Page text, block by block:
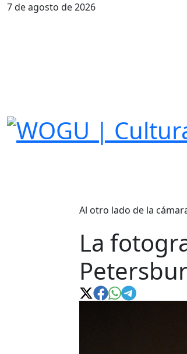
7 de agosto de 2026
Al otro lado de la
La